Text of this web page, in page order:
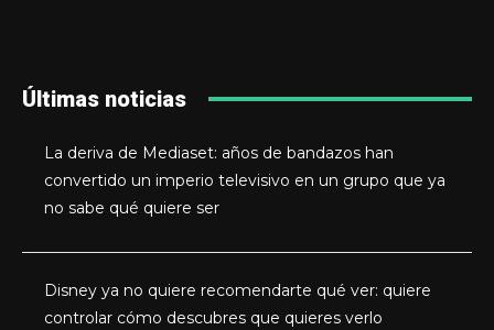
Últimas noticias
La deriva de Mediaset: años de bandazos han
convertido un imperio televisivo en un grupo que ya
no sabe qué quiere ser
Disney ya no quiere recomendarte qué ver: quiere
controlar cómo descubres que quieres verlo